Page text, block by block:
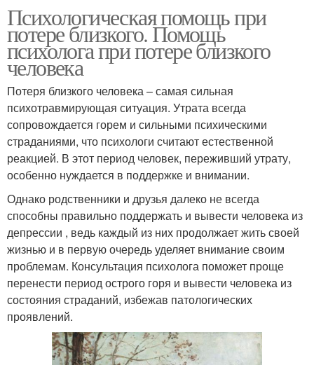
Психологическая помощь при
потере близкого. Помощь
психолога при потере близкого
человека
Потеря близкого человека – самая сильная
психотравмирующая ситуация. Утрата всегда
сопровождается горем и сильными психическими
страданиями, что психологи считают естественной
реакцией. В этот период человек, переживший утрату,
особенно нуждается в поддержке и внимании.
Однако родственники и друзья далеко не всегда
способны правильно поддержать и вывести человека из
депрессии , ведь каждый из них продолжает жить своей
жизнью и в первую очередь уделяет внимание своим
проблемам. Консультация психолога поможет проще
перенести период острого горя и вывести человека из
состояния страданий, избежав патологических
проявлений.